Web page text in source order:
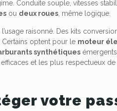
Conduite souple, vitesses
ou deux roues , même logique.
l’usage raisonné. Des kits
Certains optent pour le moteur
synthétiques
et les plus respectueux de
votre